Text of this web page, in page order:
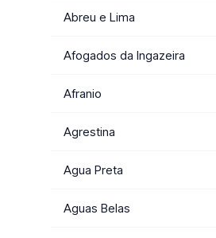
Abreu e Lima
Afogados da Ingazeira
Afranio
Agrestina
Agua Preta
Aguas Belas